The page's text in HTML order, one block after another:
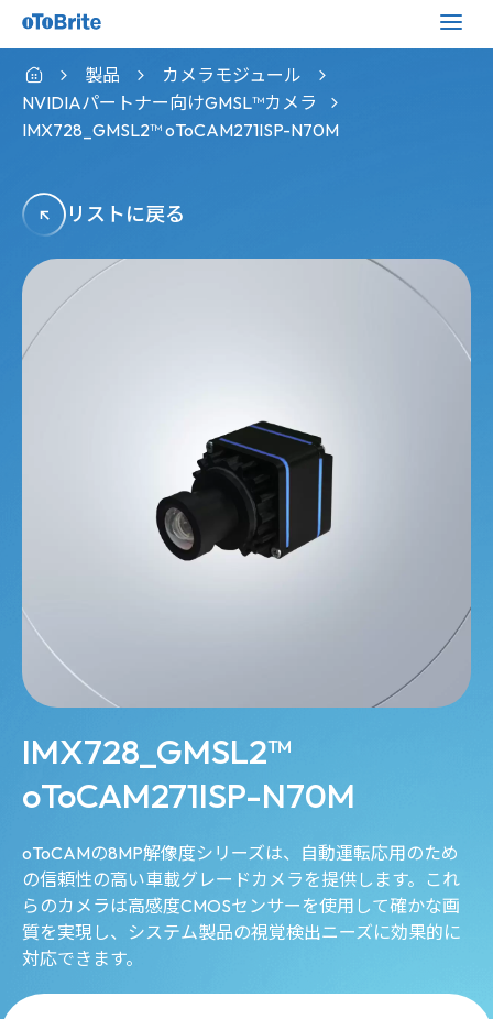
製品
カメラモジュール
NVIDIAパートナー向けGMSL™カメラ
IMX728_GMSL2™ oToCAM271ISP-N70M
リストに戻る
IMX728_GMSL2™
oToCAM271ISP-N70M
oToCAMの8MP解像度シリーズは、自動運転応用のため
の信頼性の高い車載グレードカメラを提供します。これ
らのカメラは高感度CMOSセンサーを使用して確かな画
質を実現し、システム製品の視覚検出ニーズに効果的に
対応できます。